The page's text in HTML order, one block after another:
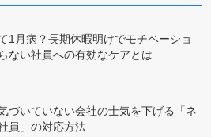
1月病？長期休暇明けでモチベーショ
ない社員への有効なケアとは
づいていない会社の士気を下げる「ネ
員」の対応方法